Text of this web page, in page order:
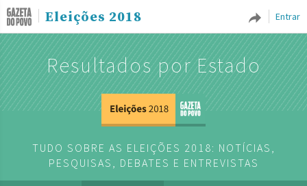
Entrar
Eleições 2018
Resultados por Estado
TUDO SOBRE AS ELEIÇÕES 2018: NOTÍCIAS,
PESQUISAS, DEBATES E ENTREVISTAS